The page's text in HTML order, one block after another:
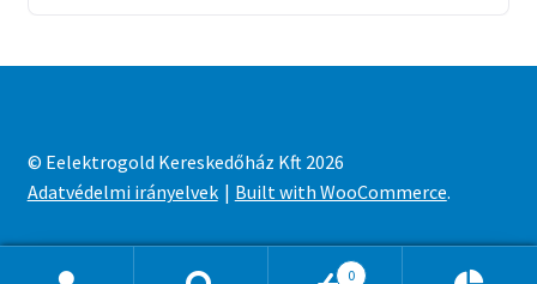
© Eelektrogold Kereskedőház Kft 2026
Adatvédelmi irányelvek
Built with WooCommerce.
0